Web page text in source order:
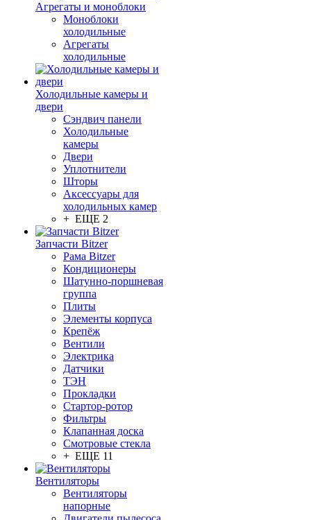
Агрегаты и моноблоки
Моноблоки
холодильные
Агрегаты
холодильные
Холодильные камеры и
двери
Сэндвич панели
Холодильные
камеры
Двери
Уплотнители
Шторы
Аксессуары для
холодильных камер
+ ЕЩЕ 2
Запчасти Bitzer
Рама Bitzer
Кондиционеры
Шатунно-поршневая
группа
Плиты
Элементы корпуса
Крепёж
Вентили
Электрика
Датчики
ТЭН
Прокладки
Стартор-ротор
Фильтры
Клапанная доска
Смотровые стекла
+ ЕЩЕ 11
Вентиляторы
Вентиляторы
напорные